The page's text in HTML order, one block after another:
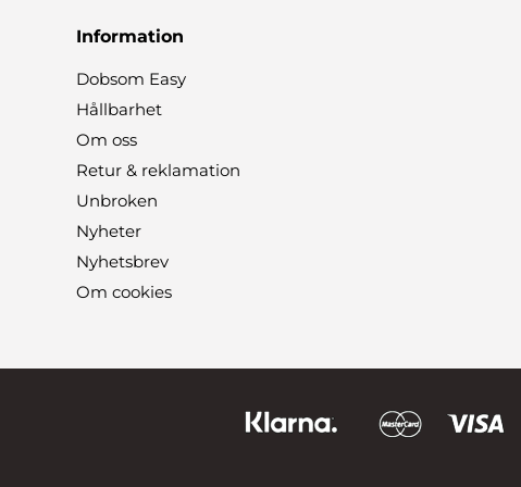
Information
Dobsom Easy
Hållbarhet
Om oss
Retur & reklamation
Unbroken
Nyheter
Nyhetsbrev
Om cookies